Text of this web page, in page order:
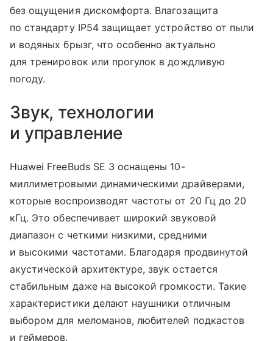
без ощущения дискомфорта. Влагозащита
по стандарту IP54 защищает устройство от пыли
и водяных брызг, что особенно актуально
для тренировок или прогулок в дождливую
погоду.
Звук, технологии
и управление
Huawei FreeBuds SE 3 оснащены 10-
миллиметровыми динамическими драйверами,
которые воспроизводят частоты от 20 Гц до 20
кГц. Это обеспечивает широкий звуковой
диапазон с четкими низкими, средними
и высокими частотами. Благодаря продвинутой
акустической архитектуре, звук остается
стабильным даже на высокой громкости. Такие
характеристики делают наушники отличным
выбором для меломанов, любителей подкастов
и геймеров.